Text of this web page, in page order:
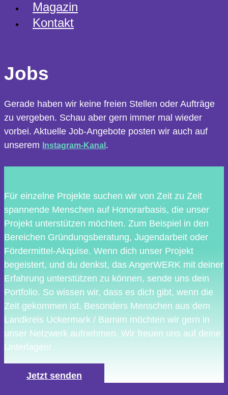
Magazin
Kontakt
Jobs
Gerade haben wir keine freien Stellen oder Aufträge
zu vergeben. Schau aber gern immer mal wieder
vorbei. Aktuelle Job-Angebote posten wir auch auf
unserem
Instagram-Kanal .
Für einzelne Projekte suchen wir von Zeit zu Zeit
spannende Menschen auf Honorarbasis, die unser
Projekt unterstützen möchten. Zum Beispiel in den
Bereichen Gründungsberatung, Jugendarbeit oder
Fördermittel-Akquise. Wenn dich unser Projekt
begeistert, und du denkst, das AngerWERK mit deiner
Erfahrung unterstützen zu können, sende uns dein
Portfolio. So wissen wir, dass es dich gibt, wenn die
Zeit gekommen ist. Besonders Menschen aus dem
Landkreis Uckermark / Barnim möchten wir gern in
unser Netzwerk aufnehmen. Wir freuen uns auf deine
Unterlagen!
Jetzt senden